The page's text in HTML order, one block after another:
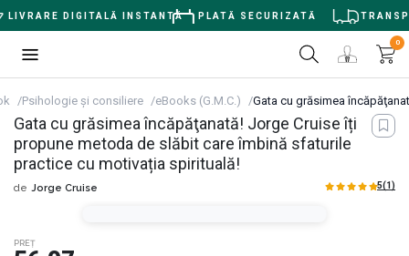
LIVRARE DIGITALĂ INSTANTĂ PLATĂ SECURIZATĂ
0
Psihologie și consiliere eBooks (G.M.C.) Gata cu grăsimea
Gata cu grăsimea încăpăţanată! Jorge Cruise îți
propune metoda de slăbit care îmbină sfaturile
practice cu motivația spirituală!
de Jorge Cruise 5(1)
PREȚ